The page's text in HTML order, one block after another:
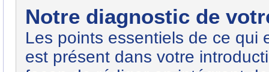
Notre diagnostic de
Les points essentiels de ce qui
est présent dans votre